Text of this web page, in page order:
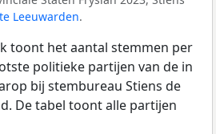
Leeuwarden.
toont het aantal stemmen per
politieke partijen van de in
bij stembureau Stiens de
De tabel toont alle partijen